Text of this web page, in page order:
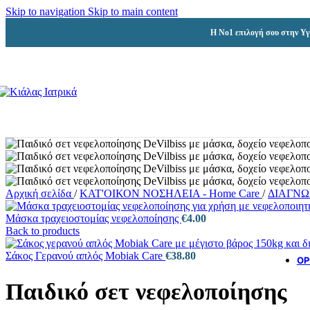
Skip to navigation Skip to main content
Η Νο1 επιλογή σου στην
Αρχική σελίδα / ΚΑΤ'ΟΙΚΟΝ ΝΟΣΗΛΕΙΑ - Home Care /
Μάσκα τραχειοστομίας νεφελοποίησης €4.00
Back to products
Σάκος Γερανού απλός Mobiak Care €38.80
Παιδικό σετ νεφελοποίησης